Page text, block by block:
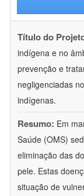
Título do
indígena e no
prevenção e
negligenciadas
indígenas.
Resumo: Em
Saúde (OMS)
eliminação das
pele. Estas
situação de